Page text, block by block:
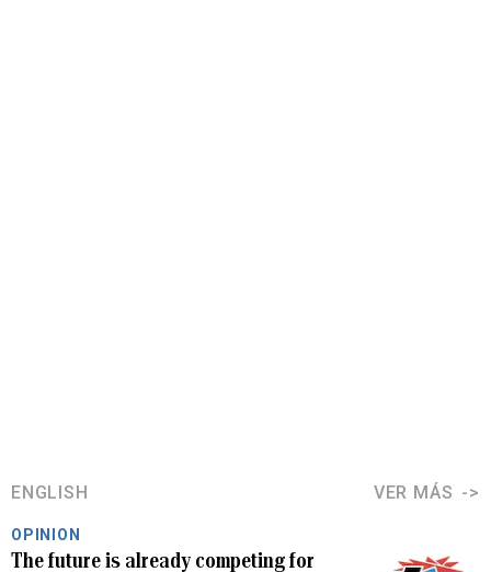
ENGLISH VER MÁS
OPINION
The future is already competing for